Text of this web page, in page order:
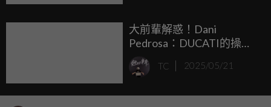
大前輩解惑！Dani
Pedrosa：DUCATI的操作
讓Francesco Bagnaia感到
困惑！TC 2025/05/21